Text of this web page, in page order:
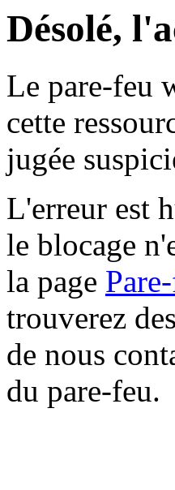
Désolé,
Le pare-feu
cette
jugée
L'erreur est
le blocage
la page
trouverez
de nous
du pare-feu.